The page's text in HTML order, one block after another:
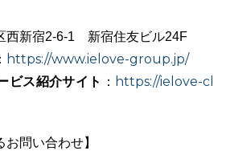
西新宿2-6-1 新宿住友ビル24F
： https://www.ielove-group.jp/
ビス紹介サイト
： https://ielove-cl
お問い合わせ】